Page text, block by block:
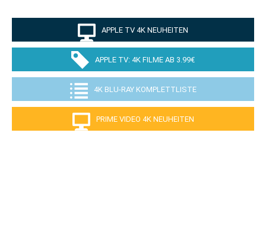
APPLE TV 4K NEUHEITEN
APPLE TV: 4K FILME AB 3.99€
4K BLU-RAY KOMPLETTLISTE
PRIME VIDEO 4K NEUHEITEN